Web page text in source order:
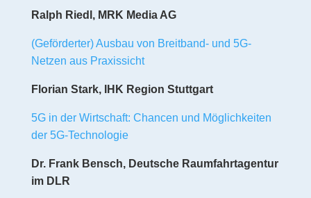
Ralph Riedl, MRK Media AG
(Geförderter) Ausbau von Breitband- und 5G-
Netzen aus Praxissicht
Florian Stark, IHK Region Stuttgart
5G in der Wirtschaft: Chancen und Möglichkeiten
der 5G-Technologie
Dr. Frank Bensch, Deutsche Raumfahrtagentur
im DLR